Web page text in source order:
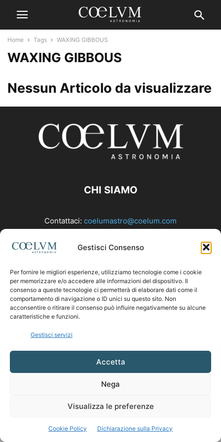
Gestisci Consenso
Per fornire le migliori esperienze, utilizziamo tecnologie come i cookie
per memorizzare e/o accedere alle informazioni del dispositivo. Il
consenso a queste tecnologie ci permetterà di elaborare dati come il
comportamento di navigazione o ID unici su questo sito. Non
acconsentire o ritirare il consenso può influire negativamente su alcune
caratteristiche e funzioni.
Gestisci servizi
Accetta
Nega
Visualizza le preferenze
Cookie Policy Dichiarazione sulla Privacy
Home Tags WAXING GIBBOUS
WAXING GIBBOUS
Nessun Articolo da visualizzare
CHI SIAMO
Contattaci: coelumastro@coelum.com
SEGUICI